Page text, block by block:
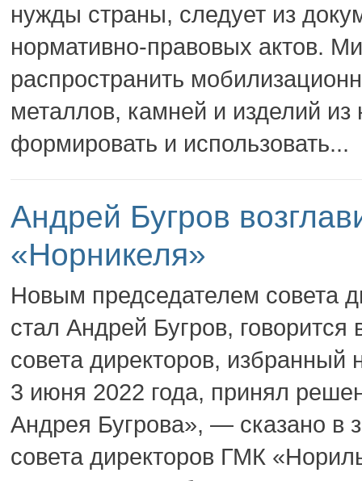
нужды страны, следует из
нормативно-правовых актов.
распространить
металлов, камней и изделий
формировать и использовать...
Андрей Бугров
«Норникеля»
Новым председателем совета
стал Андрей Бугров,
совета директоров,
3 июня 2022 года, принял
Андрея Бугрова», — сказано в
совета директоров ГМК